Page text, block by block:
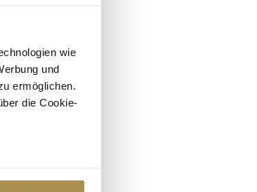
wie
und
ermöglichen.
die Cookie-